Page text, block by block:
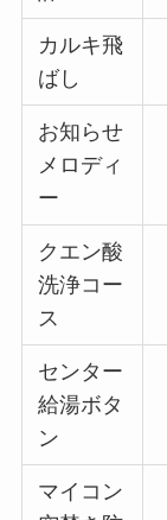
カルキ飛
ばし
お知らせ
メロディ
ー
クエン酸
洗浄コー
ス
センター
給湯ボタ
ン
マイコン